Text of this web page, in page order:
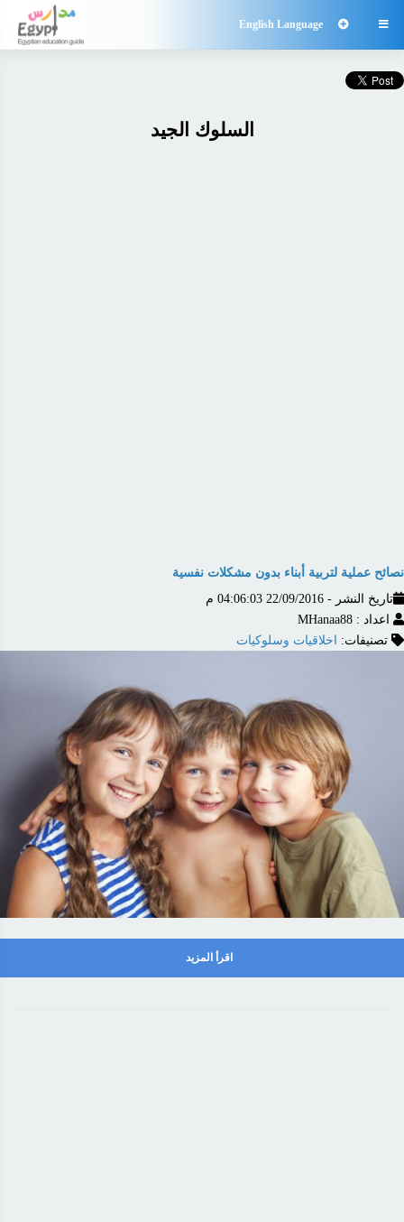

English Language
السلوك الجيد
نصائح عملية لتربية أبناء بدون مشكلات نفسية
تاريخ النشر - 22/09/2016 04:06:03 م
اعداد : MHanaa88
تصنيفات:
اخلاقيات وسلوكيات
اقرأ المزيد